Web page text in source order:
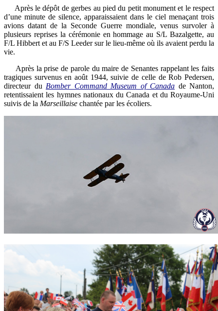
Après le dépôt de gerbes au pied du petit monument et le respect
d’une minute de silence, apparaissaient dans le ciel menaçant trois
avions datant de la Seconde Guerre mondiale, venus survoler à
plusieurs reprises la cérémonie en hommage au S/L Bazalgette, au
F/L Hibbert et au F/S Leeder sur le lieu-même où ils avaient perdu la
vie.
Après la prise de parole du maire de Senantes rappelant les faits
tragiques survenus en août 1944, suivie de celle de Rob Pedersen,
directeur du Bomber Command Museum of Canada de Nanton,
retentissaient les hymnes nationaux du Canada et du Royaume-Uni
suivis de la Marseillaise chantée par les écoliers.